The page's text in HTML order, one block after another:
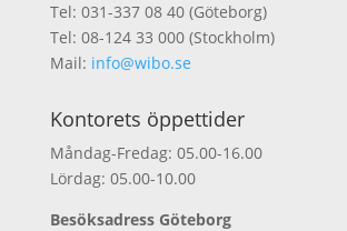
Tel: 031-337 08 40 (Göteborg)
Tel: 08-124 33 000 (Stockholm)
Mail: info@wibo.se
Kontorets öppettider
Måndag-Fredag: 05.00-16.00
Lördag: 05.00-10.00
Besöksadress Göteborg